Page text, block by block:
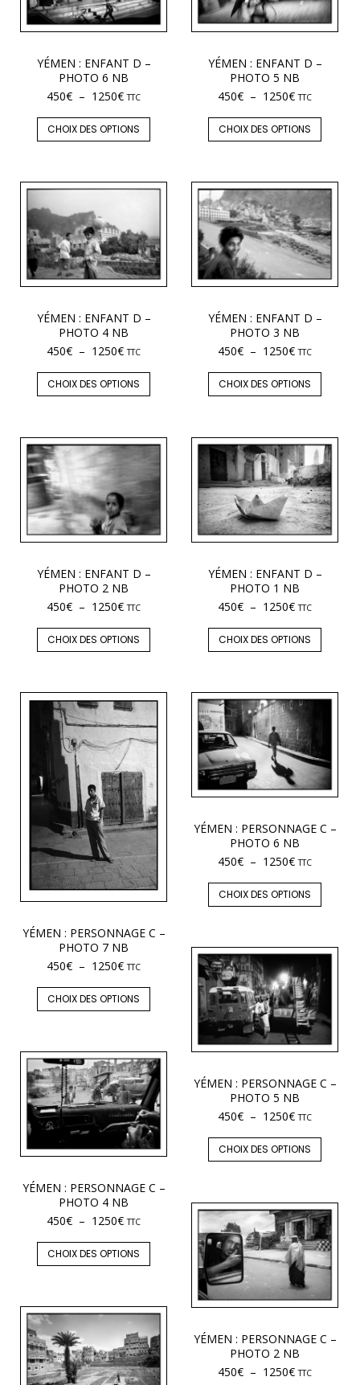
YÉMEN : ENFANT D –
PHOTO 6 NB
450€ – 1250€ TTC
CHOIX DES OPTIONS
YÉMEN : ENFANT D –
PHOTO 5 NB
450€ – 1250€ TTC
CHOIX DES OPTIONS
YÉMEN : ENFANT D –
PHOTO 4 NB
450€ – 1250€ TTC
CHOIX DES OPTIONS
YÉMEN : ENFANT D –
PHOTO 3 NB
450€ – 1250€ TTC
CHOIX DES OPTIONS
YÉMEN : ENFANT D –
PHOTO 2 NB
450€ – 1250€ TTC
CHOIX DES OPTIONS
YÉMEN : ENFANT D –
PHOTO 1 NB
450€ – 1250€ TTC
CHOIX DES OPTIONS
YÉMEN : PERSONNAGE C –
PHOTO 7 NB
450€ – 1250€ TTC
CHOIX DES OPTIONS
YÉMEN : PERSONNAGE C –
PHOTO 6 NB
450€ – 1250€ TTC
CHOIX DES OPTIONS
YÉMEN : PERSONNAGE C –
PHOTO 5 NB
450€ – 1250€ TTC
CHOIX DES OPTIONS
YÉMEN : PERSONNAGE C –
PHOTO 4 NB
450€ – 1250€ TTC
CHOIX DES OPTIONS
YÉMEN : PERSONNAGE C –
PHOTO 2 NB
450€ – 1250€ TTC